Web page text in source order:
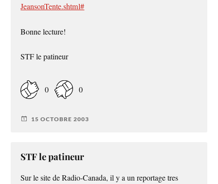
JeansonTente.shtml#
Bonne lecture!
STF le patineur
0 0
15 OCTOBRE 2003
STF le patineur
Sur le site de Radio-Canada, il y a un reportage tres